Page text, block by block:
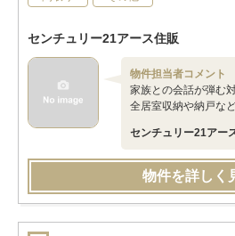
センチュリー21アース住販
物件担当者コメント
家族との会話が弾む
全居室収納や納戸な
センチュリー21アー
物件を詳しく